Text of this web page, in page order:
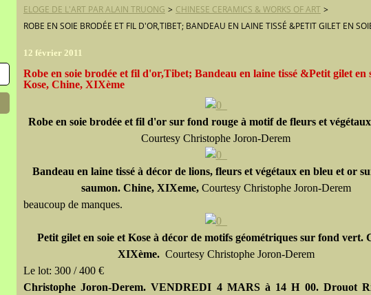
ELOGE DE L'ART PAR ALAIN TRUONG > CHINESE CERAMICS & WORKS OF ART >
ROBE EN SOIE BRODÉE ET FIL D'OR,TIBET; BANDEAU EN LAINE TISSÉ &PETIT GILET EN
12 février 2011
Robe en soie brodée et fil d'or,Tibet; Bandeau en laine tissé &Petit gilet en
Kose, Chine, XIXème
Robe en soie brodée et fil d'or sur fond rouge à motif de fleurs et
Courtesy Christophe Joron-Derem
Bandeau en laine tissé à décor de lions, fleurs et végétaux en bleu et or
saumon. Chine, XIXeme, Courtesy Christophe Joron-Derem
beaucoup de manques.
Petit gilet en soie et Kose à décor de motifs géométriques sur fond vert.
XIXème. Courtesy Christophe Joron-Derem
Le lot: 300 / 400 €
Christophe Joron-Derem. VENDREDI 4 MARS à 14 H 00. Drouot